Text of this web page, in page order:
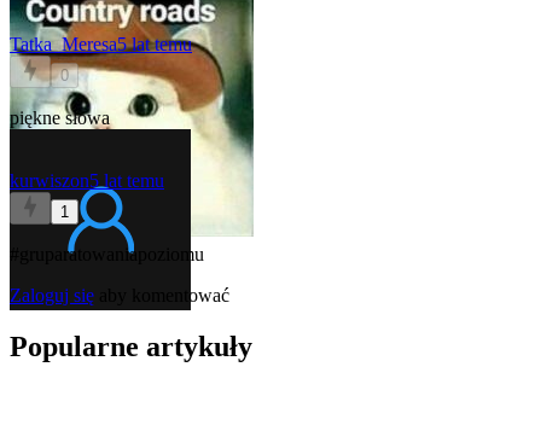
Tatka_Meresa5 lat temu
0
piękne słowa
kurwiszon5 lat temu
1
#gruparatowaniapoziomu
Zaloguj się aby komentować
Popularne artykuły